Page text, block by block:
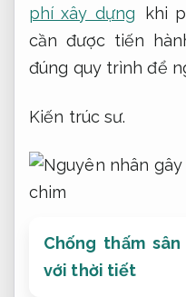
phí xây dựng
khi
cần được tiến
đúng quy trình để
Kiến trúc sư.
Chống thấm
với thời tiết